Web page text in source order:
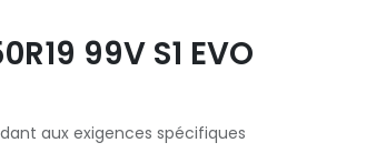
99V S1 EVO
aux exigences spécifiques